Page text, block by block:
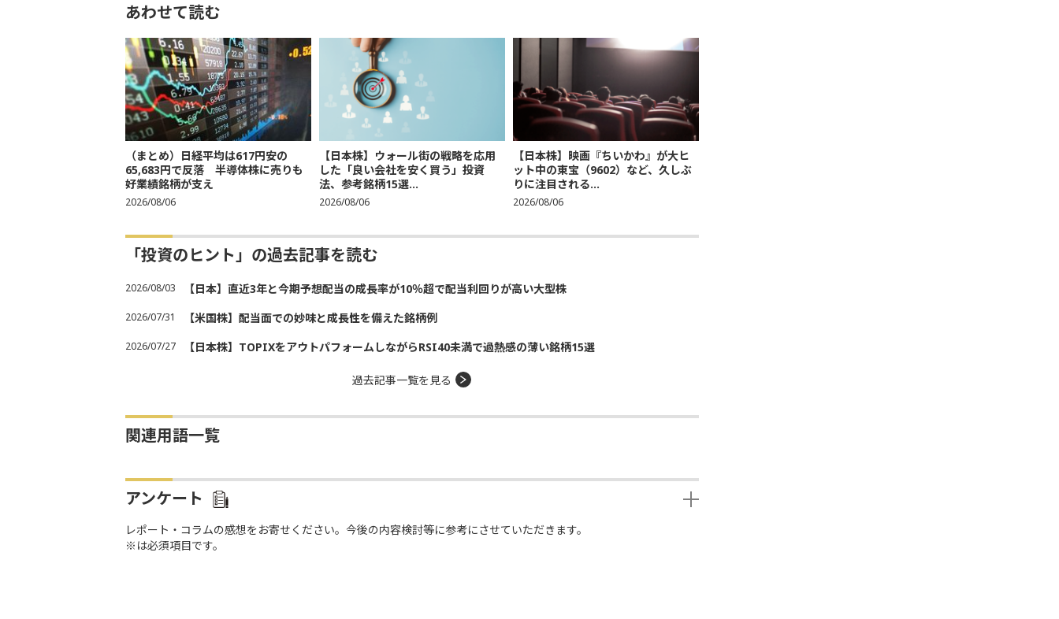
あわせて読む
（まとめ）日経平均は617円安の
65,683円で反落 半導体株に売りも
好業績銘柄が支え
2026/08/06
【日本株】ウォール街の戦略を応用
した「良い会社を安く買う」投資
法、参考銘柄15選...
2026/08/06
【日本株】映画『ちいかわ』が大ヒ
ット中の東宝（9602）など、久しぶ
りに注目される...
2026/08/06
「投資のヒント」の過去記事を読む
2026/08/03 【日本】直近3年と今期予想配当の成長率が10％超で配当利回りが高い大型株
2026/07/31 【米国株】配当面での妙味と成長性を備えた銘柄例
2026/07/27 【日本株】TOPIXをアウトパフォームしながらRSI40未満で過熱感の薄い銘柄15選
過去記事一覧を見る
関連用語一覧
アンケート
レポート・コラムの感想をお寄せください。今後の内容検討等に参考にさせていただきます。
※は必須項目です。